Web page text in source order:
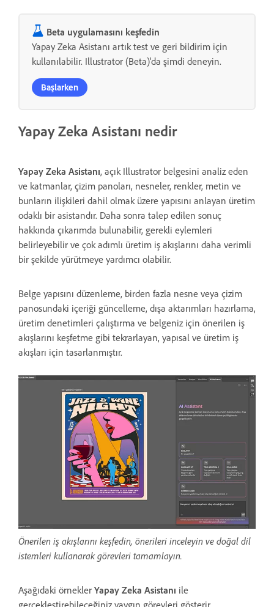
Beta uygulamasını keşfedin
Yapay Zeka Asistanı artık test ve geri bildirim için
kullanılabilir. Illustrator (Beta)'da şimdi deneyin.
Başlarken
Yapay Zeka Asistanı nedir
Yapay Zeka Asistanı, açık Illustrator belgesini analiz eden
ve katmanlar, çizim panoları, nesneler, renkler, metin ve
bunların ilişkileri dahil olmak üzere yapısını anlayan üretim
odaklı bir asistandır. Daha sonra talep edilen sonuç
hakkında çıkarımda bulunabilir, gerekli eylemleri
belirleyebilir ve çok adımlı üretim iş akışlarını daha verimli
bir şekilde yürütmeye yardımcı olabilir.
Belge yapısını düzenleme, birden fazla nesne veya çizim
panosundaki içeriği güncelleme, dışa aktarımları hazırlama,
üretim denetimleri çalıştırma ve belgeniz için önerilen iş
akışlarını keşfetme gibi tekrarlayan, yapısal ve üretim iş
akışları için tasarlanmıştır.
Önerilen iş akışlarını keşfedin, önerileri inceleyin ve doğal dil
istemleri kullanarak görevleri tamamlayın.
Aşağıdaki örnekler Yapay Zeka Asistanı ile
gerçekleştirebileceğiniz yaygın görevleri gösterir.